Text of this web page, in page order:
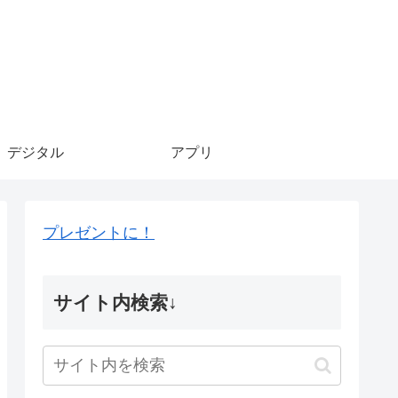
デジタル アプリ
プレゼントに！
サイト内検索↓